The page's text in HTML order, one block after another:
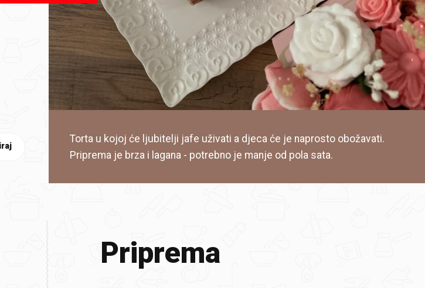
Torta u kojoj će ljubitelji jafe uživati a djeca će je naprosto obožavati.
Priprema je brza i lagana - potrebno je manje od pola sata.
Priprema